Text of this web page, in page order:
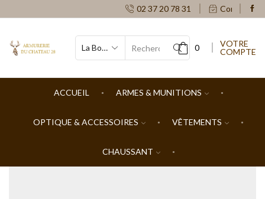
02 37 20 78 31 Contacts
SEARCH
0
VOTRE
COMPTE
ACCUEIL ARMES & MUNITIONS
OPTIQUE & ACCESSOIRES VÊTEMENTS
CHAUSSANT